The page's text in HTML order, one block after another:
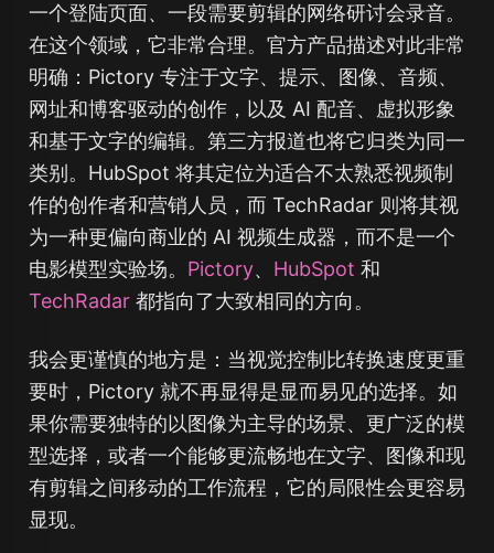
一个登陆页面、一段需要剪辑的网络研讨会录音。
在这个领域，它非常合理。官方产品描述对此非常
明确：Pictory 专注于文字、提示、图像、音频、
网址和博客驱动的创作，以及 AI 配音、虚拟形象
和基于文字的编辑。第三方报道也将它归类为同一
类别。HubSpot 将其定位为适合不太熟悉视频制
作的创作者和营销人员，而 TechRadar 则将其视
为一种更偏向商业的 AI 视频生成器，而不是一个
电影模型实验场。 Pictory、 HubSpot 和
TechRadar都指向了大致相同的方向。
我会更谨慎的地方是：当视觉控制比转换速度更重
要时，Pictory 就不再显得是显而易见的选择。如
果你需要独特的以图像为主导的场景、更广泛的模
型选择，或者一个能够更流畅地在文字、图像和现
有剪辑之间移动的工作流程，它的局限性会更容易
显现。